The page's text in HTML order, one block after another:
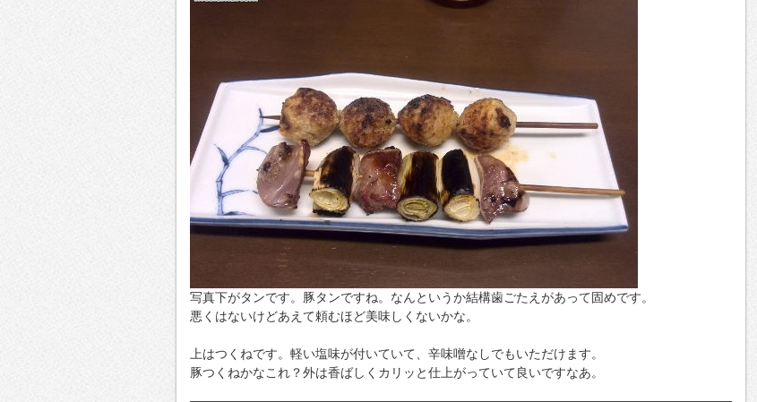
写真下がタンです。豚タンですね。なんというか結構歯ごたえがあって固めです。
悪くはないけどあえて頼むほど美味しくないかな。
上はつくねです。軽い塩味が付いていて、辛味噌なしでもいただけます。
豚つくねかなこれ？外は香ばしくカリッと仕上がっていて良いですなあ。